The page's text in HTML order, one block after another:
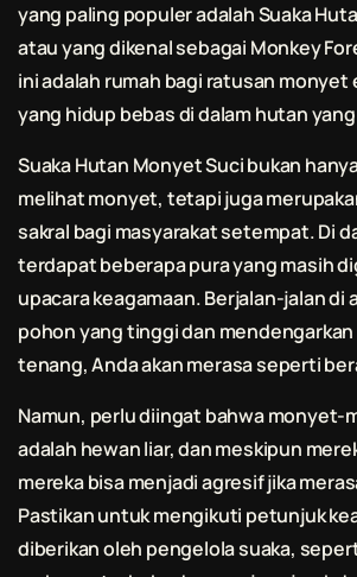
yang paling populer adalah Suaka
atau yang dikenal sebagai Monkey
ini adalah rumah bagi ratusan monyet
yang hidup bebas di dalam hutan
Suaka Hutan Monyet Suci bukan
melihat monyet, tetapi juga
sakral bagi masyarakat setempat. Di
terdapat beberapa pura yang masih
upacara keagamaan. Berjalan-jalan di
pohon yang tinggi dan mendengarkan
tenang, Anda akan merasa seperti
Namun, perlu diingat bahwa monyet-
adalah hewan liar, dan meskipun
mereka bisa menjadi agresif jika
Pastikan untuk mengikuti petunjuk
diberikan oleh pengelola suaka,